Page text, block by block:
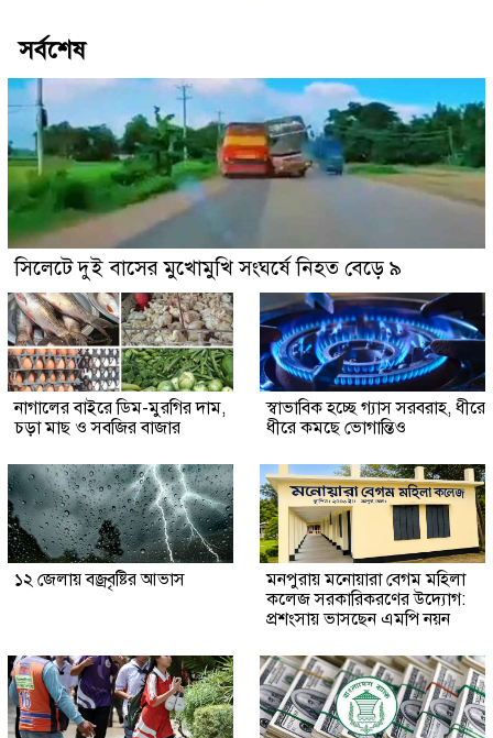
সর্বশেষ
সিলেটে দুই বাসের মুখোমুখি সংঘর্ষে নিহত বেড়ে ৯
নাগালের বাইরে ডিম-মুরগির দাম,
চড়া মাছ ও সবজির বাজার
স্বাভাবিক হচ্ছে গ্যাস সরবরাহ, ধীরে
ধীরে কমছে ভোগান্তিও
১২ জেলায় বজ্রবৃষ্টির আভাস
মনপুরায় মনোয়ারা বেগম মহিলা
কলেজ সরকারিকরণের উদ্যোগ:
প্রশংসায় ভাসছেন এমপি নয়ন